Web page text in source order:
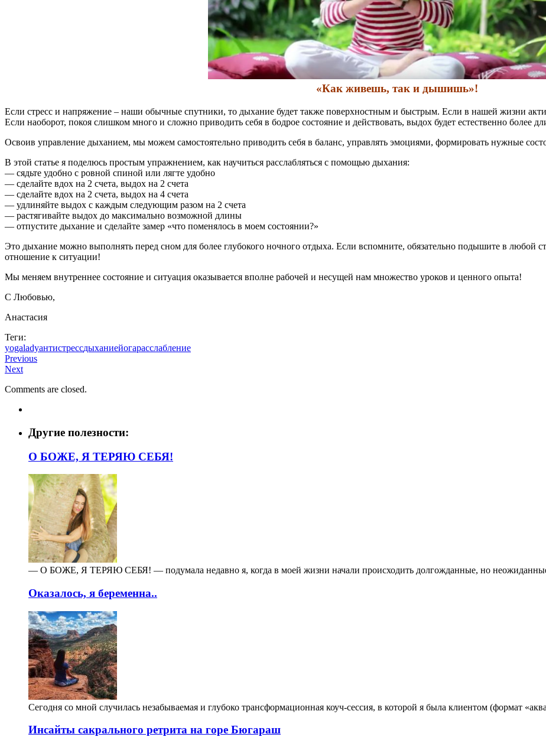
«Как живешь, так и дышишь»!
Если стресс и напряжение – наши обычные спутники, то дыхание будет также поверхностным и быстрым. Если в нашей жизни
Если наоборот, покоя слишком много и сложно приводить себя в бодрое состояние и действовать, выдох будет естественно более
Освоив управление дыханием, мы можем самостоятельно приводить себя в баланс, управлять эмоциями, формировать нужные
В этой статье я поделюсь простым упражнением, как научиться расслабляться с помощью дыхания:
— сядьте удобно с ровной спиной или лягте удобно
— сделайте вдох на 2 счета, выдох на 2 счета
— сделайте вдох на 2 счета, выдох на 4 счета
— удлиняйте выдох с каждым следующим разом на 2 счета
— растягивайте выдох до максимально возможной длины
— отпустите дыхание и сделайте замер «что поменялось в моем состоянии?»
Это дыхание можно выполнять перед сном для более глубокого ночного отдыха. Если вспомните, обязательно подышите в любой
отношение к ситуации!
Мы меняем внутреннее состояние и ситуация оказывается вполне рабочей и несущей нам множество уроков и ценного опыта!
С Любовью,
Анастасия
Теги:
yogaladyантистрессдыханиейогарасслабление
Previous
Next
Comments are closed.
Другие полезности:
О БОЖЕ, Я ТЕРЯЮ СЕБЯ!
— О БОЖЕ, Я ТЕРЯЮ СЕБЯ! — подумала недавно я, когда в моей жизни начали происходить долгожданные, но неожиданные
Оказалось, я беременна..
Сегодня со мной случилась незабываемая и глубоко трансформационная коуч-сессия, в которой я была клиентом (формат
Инсайты сакрального ретрита на горе Бюгараш